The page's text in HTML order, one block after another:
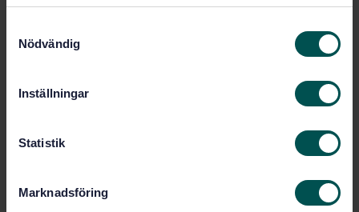
Nödvändig
Inställningar
Statistik
Marknadsföring
PDF
Fler alternativ
Produktinformation
Livsmedelsanalyser, SIS/TK
Internationell titel: